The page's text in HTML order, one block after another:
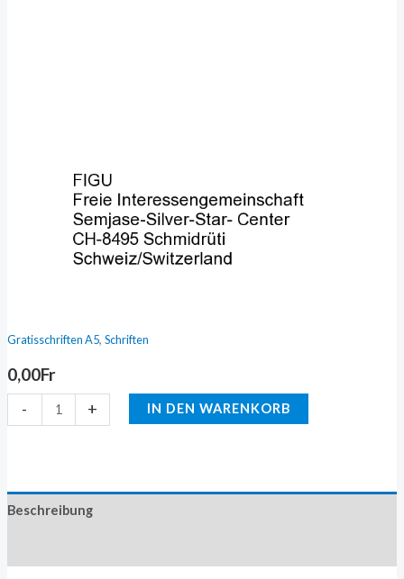
Gratisschriften A5, Schriften
0,00Fr
- + IN DEN WARENKORB
Beschreibung